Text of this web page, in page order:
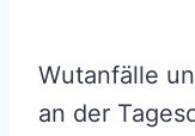
Wutanfälle
an der